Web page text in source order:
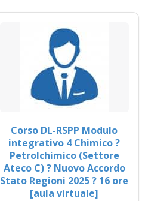
Corso DL-RSPP Modulo
integrativo 4 Chimico ?
Petrolchimico (Settore
Ateco C) ? Nuovo Accordo
Stato Regioni 2025 ? 16 ore
[aula virtuale]